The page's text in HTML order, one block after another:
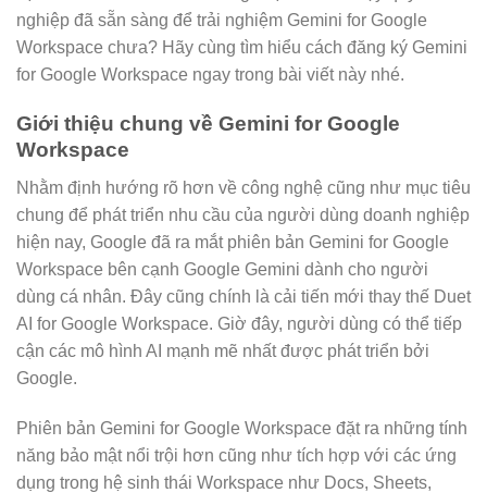
nghiệp đã sẵn sàng để trải nghiệm Gemini for Google
Workspace chưa? Hãy cùng tìm hiểu cách đăng ký Gemini
for Google Workspace ngay trong bài viết này nhé.
Giới thiệu chung về Gemini for Google
Workspace
Nhằm định hướng rõ hơn về công nghệ cũng như mục tiêu
chung để phát triển nhu cầu của người dùng doanh nghiệp
hiện nay, Google đã ra mắt phiên bản Gemini for Google
Workspace bên cạnh Google Gemini dành cho người
dùng cá nhân. Đây cũng chính là cải tiến mới thay thế Duet
AI for Google Workspace. Giờ đây, người dùng có thể tiếp
cận các mô hình AI mạnh mẽ nhất được phát triển bởi
Google.
Phiên bản Gemini for Google Workspace đặt ra những tính
năng bảo mật nổi trội hơn cũng như tích hợp với các ứng
dụng trong hệ sinh thái Workspace như Docs, Sheets,